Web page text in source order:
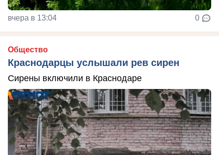
вчера в 13:04 0
Общество
Краснодарцы услышали рев сирен
Сирены включили в Краснодаре